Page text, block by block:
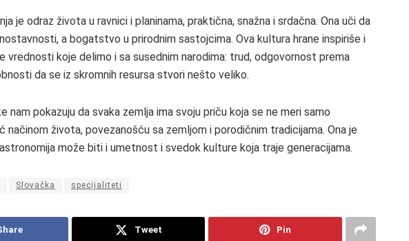
je odraz života u ravnici i planinama, praktična, snažna i srdačna. Ona uči da
a bogatstvo u prirodnim sastojcima. Ova kultura hrane inspiriše i
vrednosti koje delimo i sa susednim narodima: trud, odgovornost prema
da se iz skromnih resursa stvori nešto veliko.
nam pokazuju da svaka zemlja ima svoju priču koja se ne meri samo
načinom života, povezanošću sa zemljom i porodičnim tradicijama. Ona je
može biti i umetnost i svedok kulture koja traje generacijama.
Slovačka specijaliteti
Tweet Pin